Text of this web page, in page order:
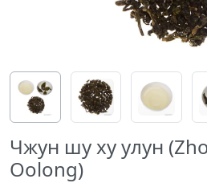
Чжун шу ху улун
Oolong)